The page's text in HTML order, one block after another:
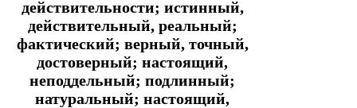
действительности; истинный,
действительный, реальный;
фактический; верный, точный,
достоверный; настоящий,
неподдельный; подлинный;
натуральный; настоящий,